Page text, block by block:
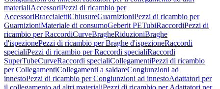
materialiAccessoriPezzi di ricambio per
AccessoriBraccialettiChiusureGuarnizioniPezzi di ricambio per
GuarnizioniMateriale di consumoGeberit PETubiRaccordiPezzi di
ricambio per RaccordiCurveBragheRiduzioniBraghe
d'ispezionePezzi di ricambio per Braghe d'ispezioneRaccordi
specialiPezzi di ricambio per Raccordi specialiRaccordi
SuperTubeCurveRaccordi specialiCollegamentiPezzi di ricambio
per CollegamentiCollegamenti a saldareCongiunzioni ad
innestoPezzi di ricambio per Congiunzioni ad innestoAdattatori per
il collegamento ad altri materialiPezzi di ricambio per Adattatori per